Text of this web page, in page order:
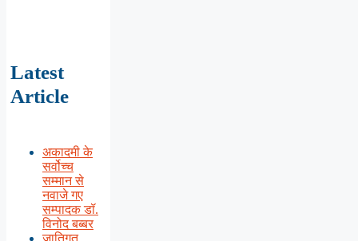
Latest
Article
अकादमी के
सर्वोच्च
सम्मान से
नवाजे गए
सम्पादक डॉ.
विनोद बब्बर
जातिगत